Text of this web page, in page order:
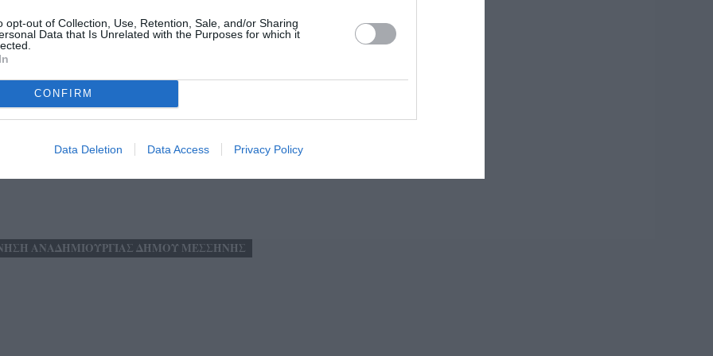
opt-out of Collection, Use, Retention, Sale, and/or Sharing
Data that Is Unrelated with the Purposes for which it
CONFIRM
Data Deletion Data Access Privacy Policy
του έργου.
με το συνδυασμό μας αποτελεί η υπεύθυνη στάση
αποζημιώσεων.
είναι για να αποσείσει και να μεταφέρει τις ευθύνες
του έργου.
θέσεις μας θα εξαρτηθούν από την πρόοδο και
ΑΝΑΔΗΜΙΟΥΡΓΙΑΣ ΔΗΜΟΥ ΜΕΣΣΗΝΗΣ